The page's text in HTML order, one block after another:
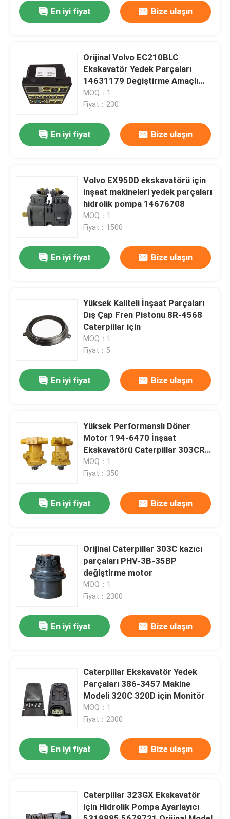
Ürünler
Hakkımızda
Fabrika turu
Bize ulaşın
Haberler
Teklif isteği
Cummins'in yedek parçaları
En iyi fiyat Bize ulaşın
Orijinal Volvo EC210BLC
Ekskavatör Yedek Parçaları
14631179 Değiştirme Amaçlı
Klima Kontrol Paneli
MOQ：1
Fiyat：230
En iyi fiyat Bize ulaşın
Volvo EX950D ekskavatörü için
inşaat makineleri yedek parçaları
hidrolik pompa 14676708
MOQ：1
Fiyat：1500
En iyi fiyat Bize ulaşın
Yüksek Kaliteli İnşaat Parçaları
Dış Çap Fren Pistonu 8R-4568
Caterpillar için
MOQ：1
Fiyat：5
En iyi fiyat Bize ulaşın
Yüksek Performanslı Döner
Motor 194-6470 İnşaat
Ekskavatörü Caterpillar 303CR
Uygulama
MOQ：1
Fiyat：350
En iyi fiyat Bize ulaşın
Orijinal Caterpillar 303C kazıcı
parçaları PHV-3B-35BP
değiştirme motor
MOQ：1
Fiyat：2300
En iyi fiyat Bize ulaşın
Caterpillar Ekskavatör Yedek
Parçaları 386-3457 Makine
Modeli 320C 320D için Monitör
MOQ：1
Fiyat：2300
En iyi fiyat Bize ulaşın
Caterpillar 323GX Ekskavatör
için Hidrolik Pompa Ayarlayıcı